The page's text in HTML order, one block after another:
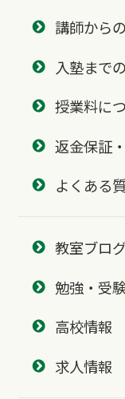
講師から
入塾まで
授業料に
返金保証
よくある
教室ブロ
勉強・受
高校情報
求人情報